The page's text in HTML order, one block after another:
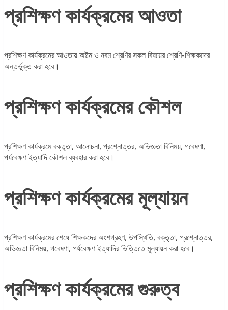
প্রশিক্ষণ কার্যক্রমের আওতা
প্রশিক্ষণ কার্যক্রমের আওতায় অষ্টম ও নবম শ্রেণির সকল বিষয়ের শ্রেণি-শিক্ষকদের
অন্তর্ভুক্ত করা হবে।
প্রশিক্ষণ কার্যক্রমের কৌশল
প্রশিক্ষণ কার্যক্রমে বক্তৃতা, আলোচনা, প্রশ্নোত্তর, অভিজ্ঞতা বিনিময়, গবেষণা,
পর্যবেক্ষণ ইত্যাদি কৌশল ব্যবহার করা হবে।
প্রশিক্ষণ কার্যক্রমের মূল্যায়ন
প্রশিক্ষণ কার্যক্রমের শেষে শিক্ষকদের অংশগ্রহণ, উপস্থিতি, বক্তৃতা, প্রশ্নোত্তর,
অভিজ্ঞতা বিনিময়, গবেষণা, পর্যবেক্ষণ ইত্যাদির ভিত্তিতে মূল্যায়ন করা হবে।
প্রশিক্ষণ কার্যক্রমের গুরুত্ব